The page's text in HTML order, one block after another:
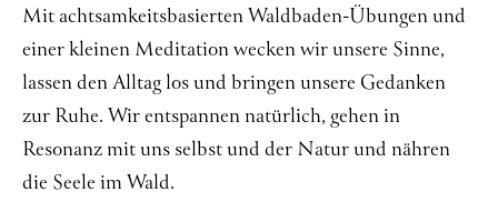
Kontakt
Mit achtsamkeitsbasierten Waldbaden-Übungen und
einer kleinen Meditation wecken wir unsere Sinne,
lassen den Alltag los und bringen unsere Gedanken
zur Ruhe. Wir entspannen natürlich, gehen in
Resonanz mit uns selbst und der Natur und nähren
die Seele im Wald.